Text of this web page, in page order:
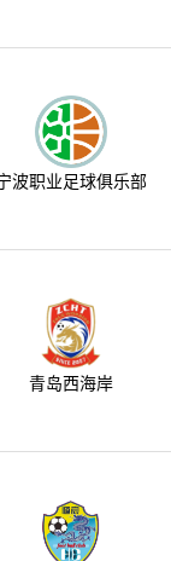
波职业足球俱乐部
青岛西海岸